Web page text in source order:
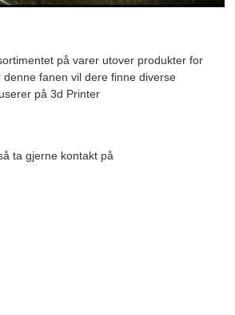
på varer utover produkter for
fanen vil dere finne diverse
på 3d Printer
ta gjerne kontakt på